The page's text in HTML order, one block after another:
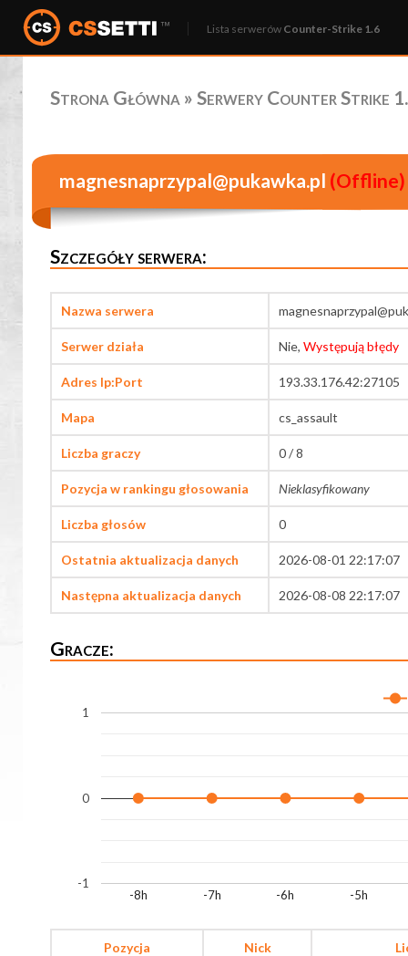
Lista serwerów Counter-Strike 1.6
Strona Główna » Serwery Counter Strike
magnesnaprzypal@pukawka.pl (Offline)
Szczegóły serwera:
Nazwa serwera
Serwer działa Nie, Występują błędy
Adres Ip:Port 193.33.176.42:27105
Mapa cs_assault
Liczba graczy 0 / 8
Pozycja w rankingu głosowania Nieklasyfikowany
Liczba głosów 0
Ostatnia aktualizacja danych 2026-08-01 22:17:07
Następna aktualizacja danych 2026-08-08 22:17:07
Gracze:
-8h -7h -6h -5h
-1
0
1
Pozycja Nick